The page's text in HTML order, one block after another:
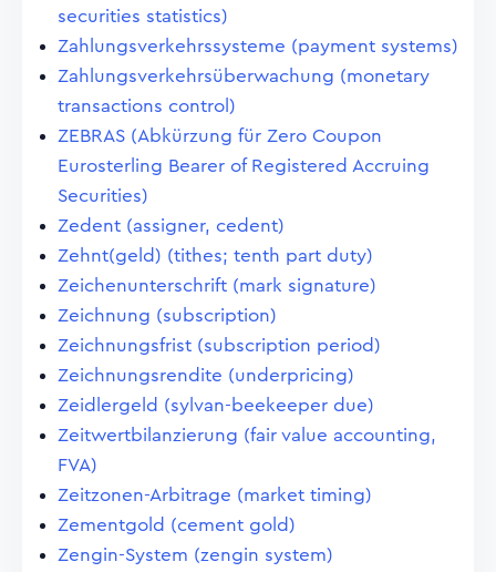
securities statistics)
Zahlungsverkehrssysteme (payment systems)
Zahlungsverkehrsüberwachung (monetary
transactions control)
ZEBRAS (Abkürzung für Zero Coupon
Eurosterling Bearer of Registered Accruing
Securities)
Zedent (assigner, cedent)
Zehnt(geld) (tithes; tenth part duty)
Zeichenunterschrift (mark signature)
Zeichnung (subscription)
Zeichnungsfrist (subscription period)
Zeichnungsrendite (underpricing)
Zeidlergeld (sylvan-beekeeper due)
Zeitwertbilanzierung (fair value accounting,
FVA)
Zeitzonen-Arbitrage (market timing)
Zementgold (cement gold)
Zengin-System (zengin system)